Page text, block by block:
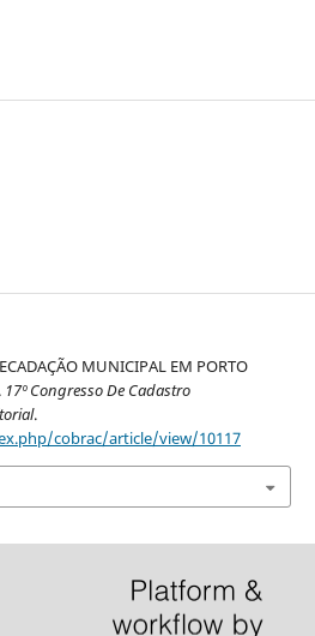
MUNICIPAL EM PORTO
17º Congresso De Cadastro
.
cobrac/article/view/10117